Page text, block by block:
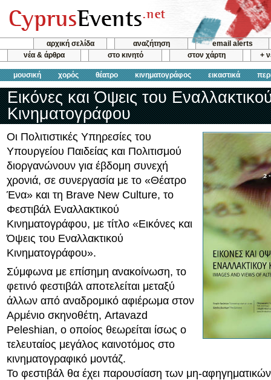
αρχική σελίδα αναζήτηση
email alerts
νέα & άρθρα
στο κινητό στον χάρτη +
μουσική χορός θέατρο κινηματογράφος εικαστικά
Εικόνες και Όψεις του
Κινηματογράφου
Οι Πολιτιστικές Υπηρεσίες του
Υπουργείου Παιδείας και Πολιτισμού
διοργανώνουν για έβδομη συνεχή
χρονιά, σε συνεργασία με το «Θέατρο
Ένα» και τη Brave New Culture, το
Φεστιβάλ Εναλλακτικού
Κινηματογράφου, με τίτλο «Εικόνες και
Όψεις του Εναλλακτικού
Κινηματογράφου».
Σύμφωνα με επίσημη ανακοίνωση, το
φετινό φεστιβάλ αποτελείται μεταξύ
άλλων από αναδρομικό αφιέρωμα στον
Αρμένιο σκηνοθέτη, Artavazd
Peleshian, ο οποίος θεωρείται ίσως ο
τελευταίος μεγάλος καινοτόμος στο
κινηματογραφικό μοντάζ.
Το φεστιβάλ θα έχει παρουσίαση των μη-αφηγηματικών